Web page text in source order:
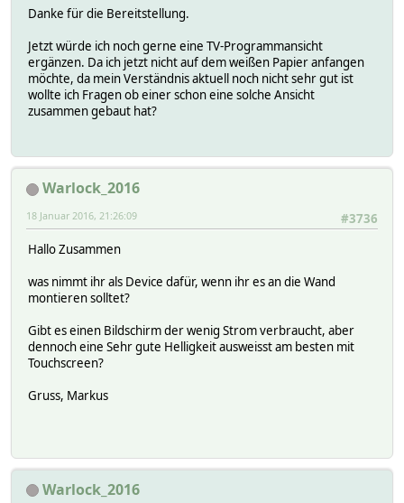
Danke für die Bereitstellung.
Jetzt würde ich noch gerne eine TV-Programmansicht
ergänzen. Da ich jetzt nicht auf dem weißen Papier anfangen
möchte, da mein Verständnis aktuell noch nicht sehr gut ist
wollte ich Fragen ob einer schon eine solche Ansicht
zusammen gebaut hat?
Warlock_2016
#3736
18 Januar 2016, 21:26:09
Hallo Zusammen
was nimmt ihr als Device dafür, wenn ihr es an die Wand
montieren solltet?
Gibt es einen Bildschirm der wenig Strom verbraucht, aber
dennoch eine Sehr gute Helligkeit ausweisst am besten mit
Touchscreen?
Gruss, Markus
Warlock_2016